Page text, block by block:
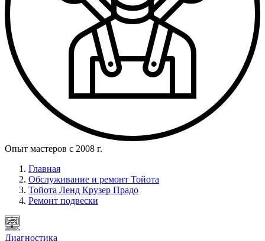
Опыт мастеров с 2008 г.
Главная
Обслуживание и ремонт Тойота
Тойота Ленд Крузер Прадо
Ремонт подвески
Диагностика